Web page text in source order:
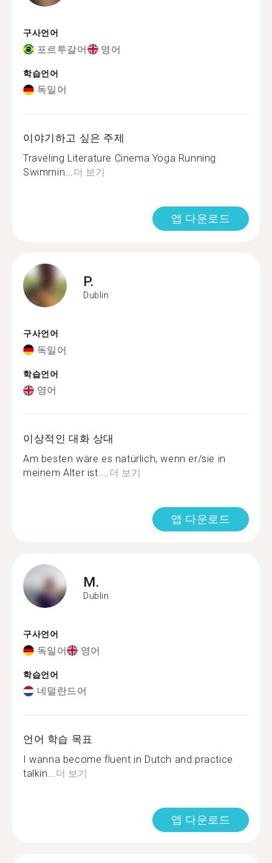
구사언어
포르투갈어 영어
학습언어
독일어
이야기하고 싶은 주제
Traveling Literature Cinema Yoga Running
Swimmin...더 보기
앱 다운로드
P.
Dublin
구사언어
독일어
학습언어
영어
이상적인 대화 상대
Am besten wäre es natürlich, wenn er/sie in
meinem Alter ist....더 보기
앱 다운로드
M.
Dublin
구사언어
독일어 영어
학습언어
네덜란드어
언어 학습 목표
I wanna become fluent in Dutch and practice
talkin...더 보기
앱 다운로드